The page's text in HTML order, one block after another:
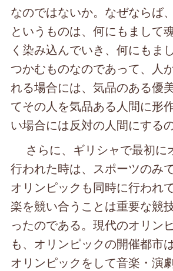
なのではないか。なぜならば
というものは、何にもまして
く染み込んでいき、何にもま
つかむものなのであって、人
れる場合には、気品のある優
てその人を気品ある人間に形
い場合には反対の人間にする
さらに、ギリシャで最初に
行われた時は、スポーツのみ
オリンピックも同時に行われ
楽を競い合うことは重要な競
ったのである。現代のオリン
も、オリンピックの開催都市
オリンピックをして音楽・演